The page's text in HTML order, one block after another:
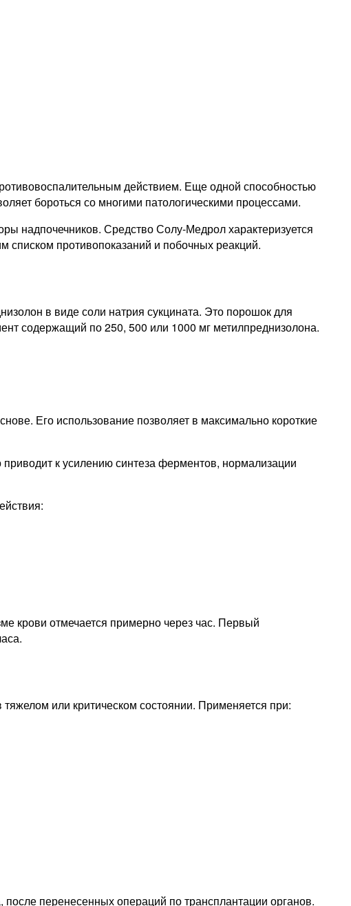
действием. Еще одной способностью
бороться со многими патологическими процессами.
надпочечников. Средство Солу-Медрол характеризуется
противопоказаний и побочных реакций.
в виде соли натрия сукцината. Это порошок для
содержащий по 250, 500 или 1000 мг метилпреднизолона.
Его использование позволяет в максимально короткие
к усилению синтеза ферментов, нормализации
крови отмечается примерно через час. Первый
или критическом состоянии. Применяется при:
перенесенных операций по трансплантации органов.